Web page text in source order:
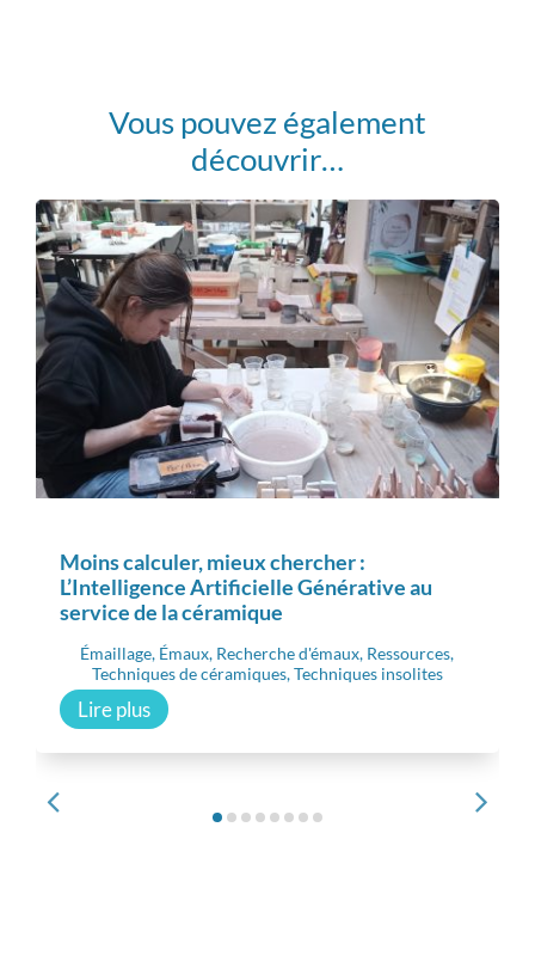
Vous pouvez également
découvrir…
Moins calculer, mieux chercher :
L’Intelligence Artificielle Générative au
service de la céramique
Émaillage, Émaux, Recherche d'émaux, Ressources,
Techniques de céramiques,Techniques insolites
Lire plus